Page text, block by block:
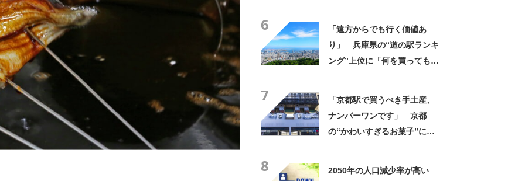
6
「遠方からでも行く価値あ
り」 兵庫県の“道の駅ランキ
ング”上位に「何を買ってもお
7
「京都駅で買うべき手土産、
ナンバーワンです」 京都
の“かわいすぎるお菓子”に反
8
2050年の人口減少率が高い